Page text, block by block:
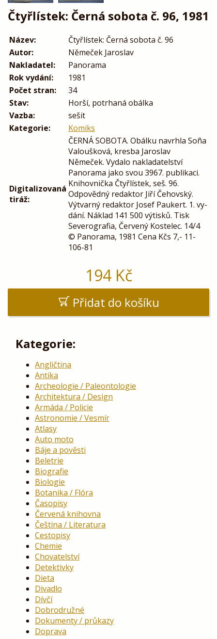
Čtyřlístek: Černá sobota č. 96, 1981
Název:
Čtyřlístek: Černá sobota č. 96
Autor:
Němeček Jaroslav
Nakladatel:
Panorama
Rok vydání:
1981
Počet stran:
34
Stav:
Horší, potrhaná obálka
Vazba:
sešit
Kategorie:
Komiks
Digitalizovaná
tiráž:
ČERNÁ SOBOTA. Obálku navrhla Soña
Valoušková, kresba Jaroslav
Němeček. Vydalo nakladatelství
Panorama jako svou 3967. publikaci.
Knihovnička Čtyřlístek, seš. 96.
Odpovědný redaktor Jiří Čehovský.
Výtvarný redaktor Josef Paukert. 1. vy-
dání. Náklad 141 500 výtisků. Tisk
Severografia, Červený Kostelec. 14/4
© Panorama, 1981 Cena Kčs 7,- 11-
106-81
194Kč
Přidat do košíku
Kategorie:
Angličtina
Antika
Archeologie / Paleontologie
Architektura / Design
Armáda / Policie
Astronomie / Vesmír
Atlasy
Auto moto
Báje a pověsti
Beletrie
Biografie
Biologie
Botanika / Flóra
Časopisy
Červená knihovna
Čeština / Literatura
Cestopisy
Chemie
Chovatelství
Detektivky
Dieta
Divadlo
Dívčí
Dobrodružné
Dokumenty / průkazy
Doprava